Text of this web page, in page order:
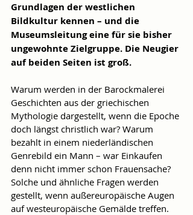
Grundlagen der westlichen
Bildkultur kennen – und die
Museumsleitung eine für sie bisher
ungewohnte Zielgruppe. Die Neugier
auf beiden Seiten ist groß.
Warum werden in der Barockmalerei
Geschichten aus der griechischen
Mythologie dargestellt, wenn die Epoche
doch längst christlich war? Warum
bezahlt in einem niederländischen
Genrebild ein Mann – war Einkaufen
denn nicht immer schon Frauensache?
Solche und ähnliche Fragen werden
gestellt, wenn außereuropäische Augen
auf westeuropäische Gemälde treffen.